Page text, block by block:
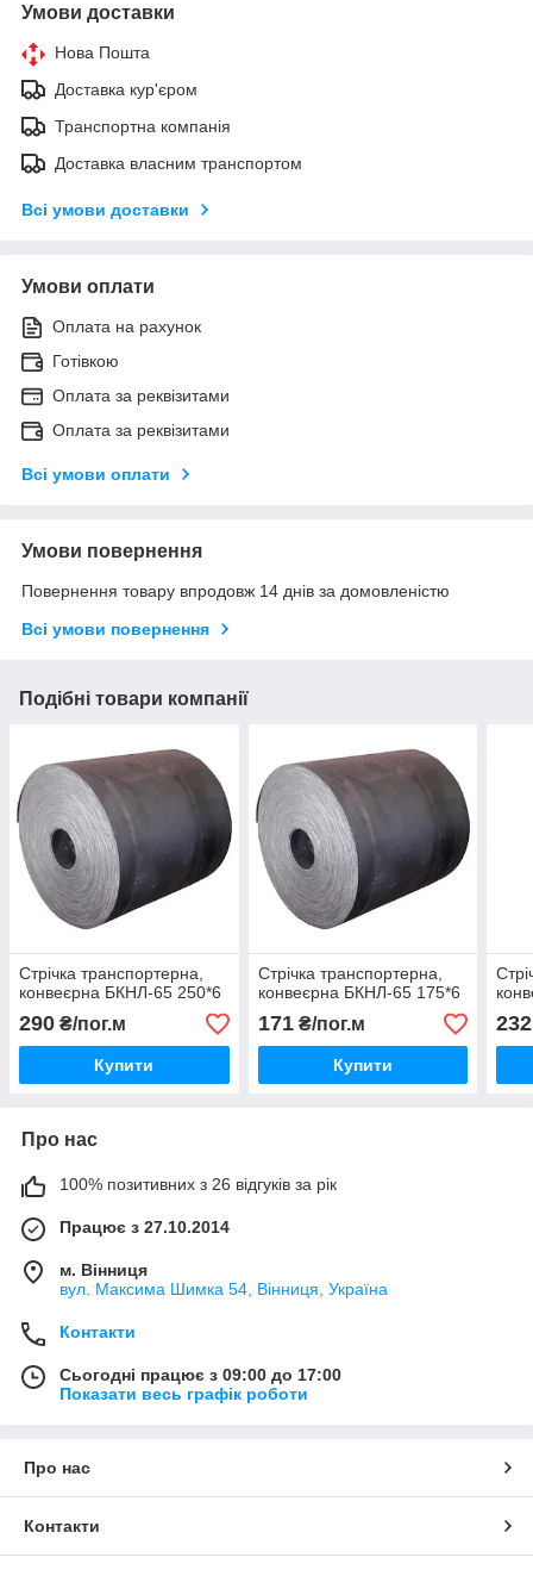
Умови доставки
Нова Пошта
Доставка кур'єром
Транспортна компанія
Доставка власним транспортом
Всі умови доставки
Умови оплати
Оплата на рахунок
Готівкою
Оплата за реквізитами
Оплата за реквізитами
Всі умови оплати
Умови повернення
Повернення товару впродовж 14 днів за домовленістю
Всі умови повернення
Подібні товари компанії
Стрічка транспортерна,
конвеєрна БКНЛ-65 250*6
290 ₴/пог.м
Купити
Стрічка транспортерна,
конвеєрна БКНЛ-65 175*6
171₴/пог.м
Купити
232
Про нас
100% позитивних з 26 відгуків за рік
Працює з 27.10.2014
м. Вінниця
вул. Максима Шимка 54, Вінниця, Україна
Контакти
Сьогодні працює з 09:00 до 17:00
Показати весь графік роботи
Про нас
Контакти